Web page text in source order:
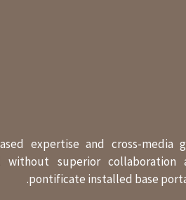
expertise and cross-media
superior collaboration
pontificate installed base